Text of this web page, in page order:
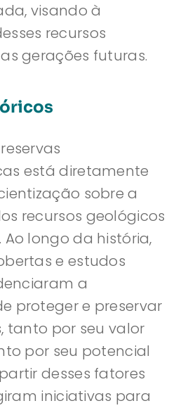
visando à
recursos
gerações futuras.
está diretamente
sobre a
recursos geológicos
longo da história,
e estudos
a
proteger e preservar
tanto por seu valor
por seu potencial
desses fatores
iniciativas para